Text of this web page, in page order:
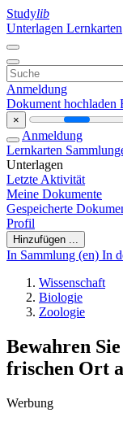
Studylib
Unterlagen Lernkarten
Anmeldung
Dokument hochladen
×
Anmeldung
Lernkarten
Unterlagen
Letzte Aktivität
Meine Dokumente
Gespeicherte
Profil
Hinzufügen ...
In Sammlung (en) In
Wissenschaft
Biologie
Zoologie
Bewahren
frischen Ort
Werbung